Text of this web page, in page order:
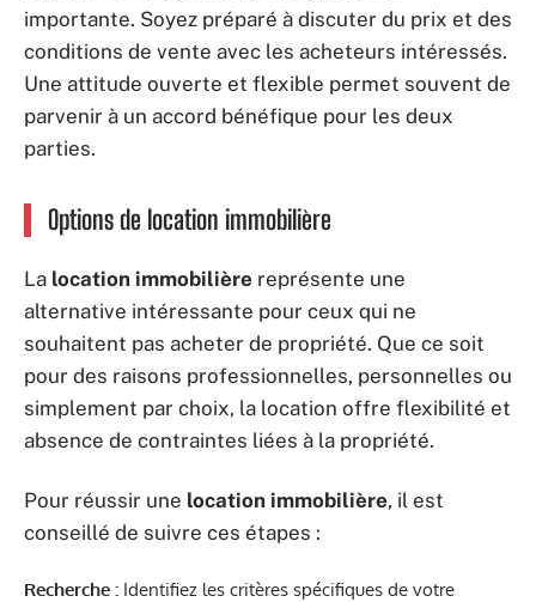
importante. Soyez préparé à discuter du prix et des
conditions de vente avec les acheteurs intéressés.
Une attitude ouverte et flexible permet souvent de
parvenir à un accord bénéfique pour les deux
parties.
Options de location immobilière
La location immobilière représente une
alternative intéressante pour ceux qui ne
souhaitent pas acheter de propriété. Que ce soit
pour des raisons professionnelles, personnelles ou
simplement par choix, la location offre flexibilité et
absence de contraintes liées à la propriété.
Pour réussir une location immobilière, il est
conseillé de suivre ces étapes :
Recherche : Identifiez les critères spécifiques de votre